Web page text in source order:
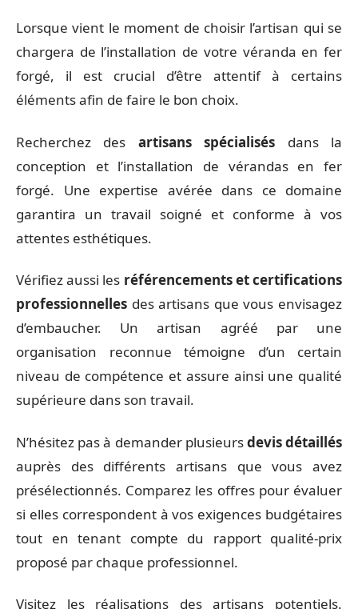
Lorsque vient le moment de choisir l’artisan qui se
chargera de l’installation de votre véranda en fer
forgé, il est crucial d’être attentif à certains
éléments afin de faire le bon choix.
Recherchez des artisans spécialisés dans la
conception et l’installation de vérandas en fer
forgé. Une expertise avérée dans ce domaine
garantira un travail soigné et conforme à vos
attentes esthétiques.
Vérifiez aussi les référencements et certifications
professionnelles des artisans que vous envisagez
d’embaucher. Un artisan agréé par une
organisation reconnue témoigne d’un certain
niveau de compétence et assure ainsi une qualité
supérieure dans son travail.
N’hésitez pas à demander plusieursdevis détaillés
auprès des différents artisans que vous avez
présélectionnés. Comparez les offres pour évaluer
si elles correspondent à vos exigences budgétaires
tout en tenant compte du rapport qualité-prix
proposé par chaque professionnel.
Visitez les réalisations des artisans potentiels.